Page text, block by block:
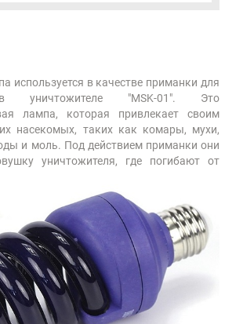
используется в качестве приманки для
уничтожителе "MSK-01". Это
лампа, которая привлекает своим
насекомых, таких как комары, мухи,
и моль. Под действием приманки они
уничтожителя, где погибают от